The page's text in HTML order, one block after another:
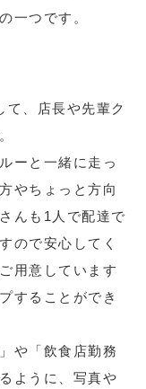
一つです。
て、店長や先輩ク
ーと一緒に走っ
やちょっと方向
んも1人で配達で
ので安心してく
用意しています
することができ
や「飲食店勤務
ように、写真や